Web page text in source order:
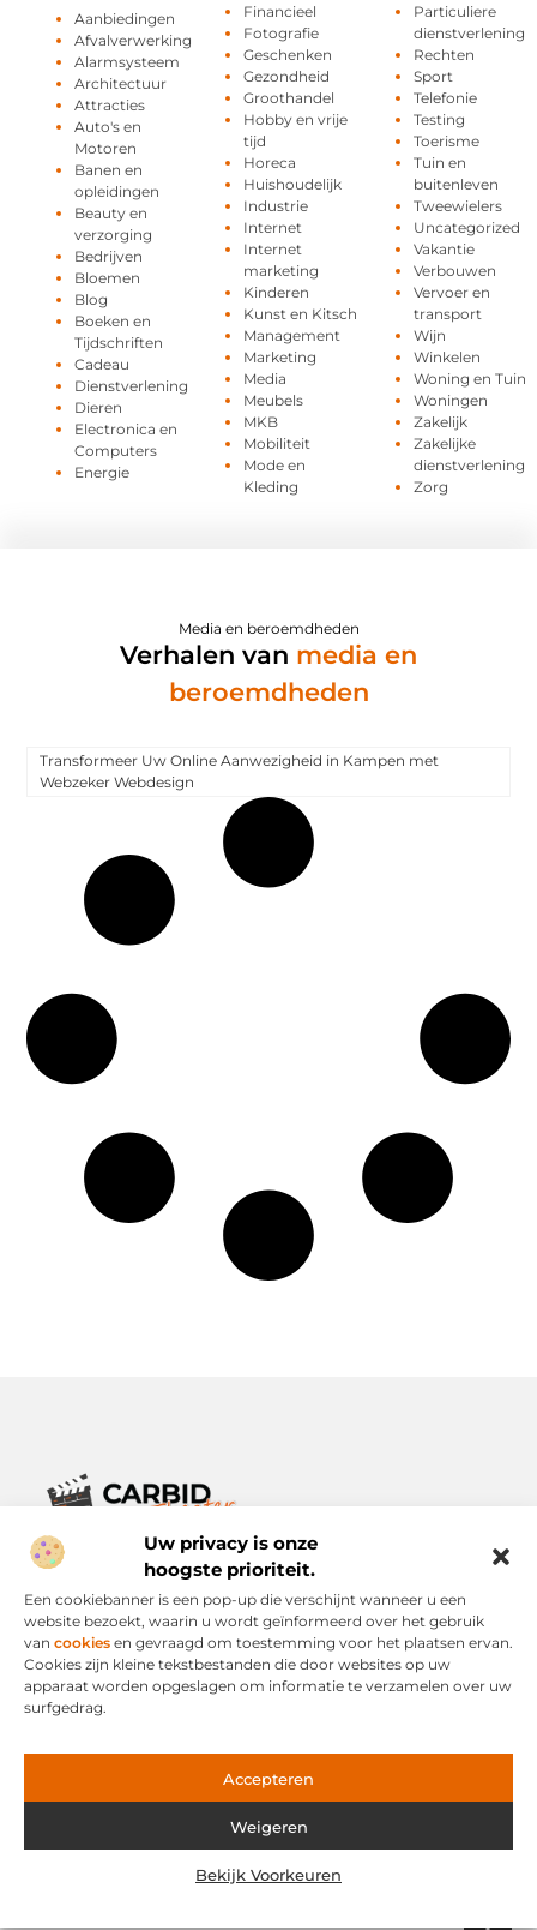
Uw privacy is onze
hoogste prioriteit.
Een cookiebanner is een pop-up die verschijnt wanneer u een
website bezoekt, waarin u wordt geïnformeerd over het gebruik
van cookies en gevraagd om toestemming voor het plaatsen ervan.
Cookies zijn kleine tekstbestanden die door websites op uw
apparaat worden opgeslagen om informatie te verzamelen over uw
surfgedrag.
Accepteren
Weigeren
Bekijk Voorkeuren
Aanbiedingen
Afvalverwerking
Alarmsysteem
Architectuur
Attracties
Auto's en
Motoren
Banen en
opleidingen
Beauty en
verzorging
Bedrijven
Bloemen
Blog
Boeken en
Tijdschriften
Cadeau
Dienstverlening
Dieren
Electronica en
Computers
Energie
Financieel
Fotografie
Geschenken
Gezondheid
Groothandel
Hobby en vrije
tijd
Horeca
Huishoudelijk
Industrie
Internet
Internet
marketing
Kinderen
Kunst en Kitsch
Management
Marketing
Media
Meubels
MKB
Mobiliteit
Mode en
Kleding
Particuliere
dienstverlening
Rechten
Sport
Telefonie
Testing
Toerisme
Tuin en
buitenleven
Tweewielers
Uncategorized
Vakantie
Verbouwen
Vervoer en
transport
Wijn
Winkelen
Woning en Tuin
Woningen
Zakelijk
Zakelijke
dienstverlening
Zorg
Media en beroemdheden
Verhalen van media en
beroemdheden
Transformeer Uw Online Aanwezigheid in Kampen met
Webzeker Webdesign
Verhalen die het alledaagse leven verrijken.
Ontdek een breed scala aan blogs en artikelen die je inspireren,
informeren en verrijken – voor elke dag, voor iedereen.
Bericht categorie
Cookiebeleid (EU)